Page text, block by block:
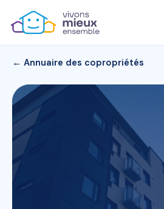
← Annuaire des copropriétés